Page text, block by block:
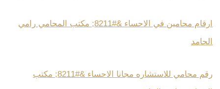
ارقام محامين في الاحساء &#8211; مكتب المحامي رامي
الحامد
رقم محامي للاستشاره مجانا الاحساء &#8211; مكتب